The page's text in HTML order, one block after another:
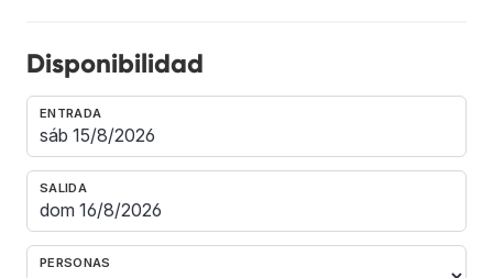
Disponibilidad
ENTRADA
SALIDA
PERSONAS